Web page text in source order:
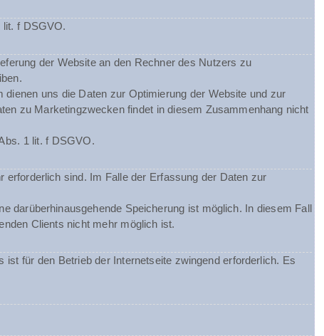
lit. f DSGVO.
der Website an den Rechner des Nutzers zu
uns die Daten zur Optimierung der Website und zur
zu Marketingzwecken findet in diesem Zusammenhang nicht
1 lit. f DSGVO.
sind. Im Falle der Erfassung der Daten zur
darüberhinausgehende Speicherung ist möglich. In diesem Fall
Clients nicht mehr möglich ist.
für den Betrieb der Internetseite zwingend erforderlich. Es